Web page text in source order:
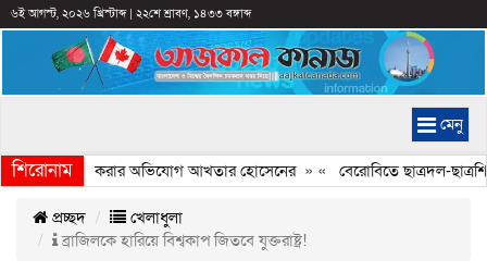
৬ই আগস্ট, ২০২৬ খ্রিস্টাব্দ| ২২শে শ্রাবণ, ১৪৩৩ বঙ্গাব্দ
মেনু
শিরোনাম
ইতিহাস বিকৃত করার অভিযোগ আখতার হোসেনের» « বেরোবিতে ছাত্রদল-
প্রচ্ছদ
খেলাধুলা
ব্রাজিলকে হারিয়ে বিশ্বকাপ জিতবে যুক্তরাষ্ট্র!